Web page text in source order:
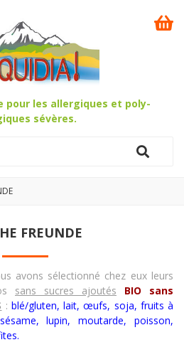
pour les allergiques et poly-
sévères.
FREUNDE
avons sélectionné chez eux leurs
sans sucres ajoutés
BIO sans
: blé/gluten, lait, œufs, soja, fruits à
lupin, moutarde, poisson,